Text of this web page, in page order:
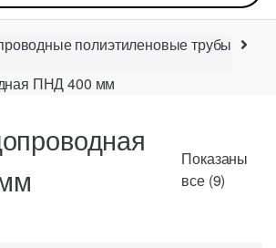
полиэтиленовые трубы
ПНД 400 мм
Показаны
все (9)